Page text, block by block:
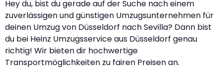
Hey du, bist du gerade auf der Suche nach einem
zuverlässigen und günstigen Umzugsunternehmen für
deinen Umzug von Düsseldorf nach Sevilla? Dann bist
du bei Heinz Umzugsservice aus Düsseldorf genau
richtig! Wir bieten dir hochwertige
Transportmöglichkeiten zu fairen Preisen an.